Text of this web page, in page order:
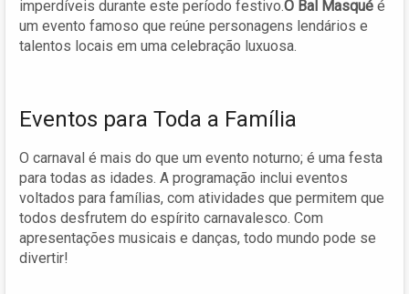
imperdíveis durante este período festivo.O Bal Masqué é
um evento famoso que reúne personagens lendários e
talentos locais em uma celebração luxuosa.
Eventos para Toda a Família
O carnaval é mais do que um evento noturno; é uma festa
para todas as idades. A programação inclui eventos
voltados para famílias, com atividades que permitem que
todos desfrutem do espírito carnavalesco. Com
apresentações musicais e danças, todo mundo pode se
divertir!